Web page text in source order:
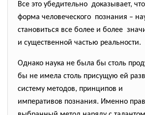
Все это убедительно доказывает,
форма человеческого познания –
становиться все более и более
и существенной частью реальности.
Однако наука не была бы столь
бы не имела столь присущую ей
систему методов, принципов и
императивов познания. Именно